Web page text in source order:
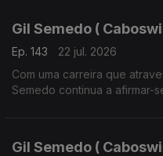
Gil Semedo (
Ep. 143
22 jul. 2026
Com uma carreira que
Semedo continua a afirmar-
Gil Semedo (